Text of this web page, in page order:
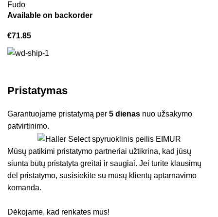
Fudo
Available on backorder
€71.85
Pristatymas
Garantuojame pristatymą per5 dienas nuo užsakymo
patvirtinimo.
Mūsų patikimi pristatymo partneriai užtikrina, kad jūsų
siunta būtų pristatyta greitai ir saugiai. Jei turite klausimų
dėl pristatymo, susisiekite su mūsų klientų aptarnavimo
komanda.
Dėkojame, kad renkates mus!